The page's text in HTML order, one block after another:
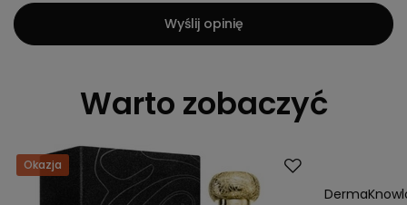
Wyślij opinię
Warto zobaczyć
Okazja
Przecena